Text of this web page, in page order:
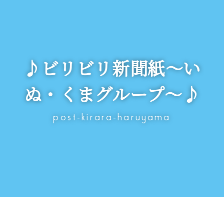
♪ビリビリ新聞紙～い
ぬ・くまグループ～♪
post-kirara-haruyama